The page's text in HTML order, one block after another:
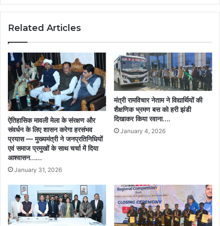
गतवा
Related Articles
ऐतिहासिक मावली मेला के संरक्षण और
संवर्धन के लिए शासन करेगा हरसंभव
प्रयास — मुख्यमंत्री ने जनप्रतिनिधियों
एवं समाज प्रमुखों के साथ चर्चा में दिया
आश्वासन……
January 31, 2026
मंत्री रामविचार नेताम ने विद्यार्थियों की
शैक्षणिक भ्रमण बस को हरी झंडी
दिखाकर किया रवाना….
January 4, 2026